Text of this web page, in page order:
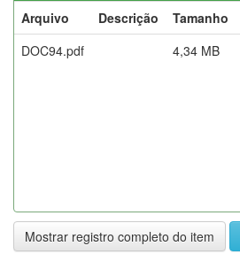
Arquivo
Descrição Tamanho
DOC94.pdf
4,34 MB
Mostrar registro completo do item